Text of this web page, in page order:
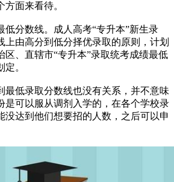
面来看待。
低分数线。成人高考“专升本”新生录
上由高分到低分择优录取的原则，计划
区、直辖市“专升本”录取统考成绩最低
。
最低录取分数线也没有关系，并不意味
是可以服从调剂入学的，在各个学校录
没达到他们想要招的人数，之后可以申